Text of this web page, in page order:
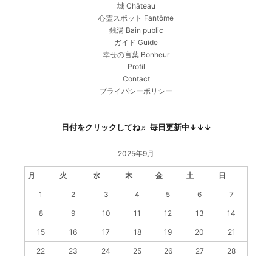
城 Château
心霊スポット Fantôme
銭湯 Bain public
ガイド Guide
幸せの言葉 Bonheur
Profil
Contact
プライバシーポリシー
日付をクリックしてね♬ 毎日更新中↓↓↓
2025年9月
月 火 水 木 金 土 日
1 2 3 4 5 6 7
8 9 10 11 12 13 14
15 16 17 18 19 20 21
22 23 24 25 26 27 28